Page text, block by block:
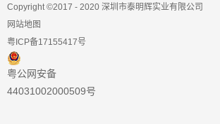
Copyright ©2017 - 2020 深圳市泰明辉实业有限公司
网站地图
粤ICP备17155417号
粤公网安备
44031002000509号